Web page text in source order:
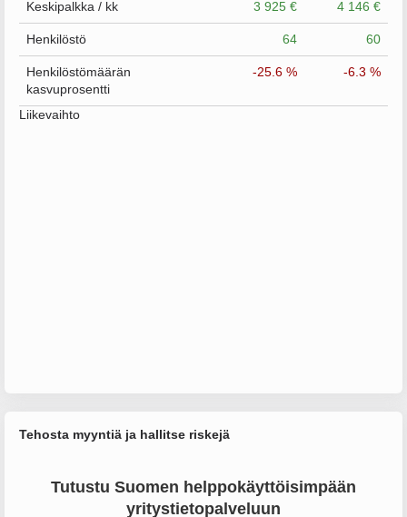
Keskipalkka / kk 3 925 € 4 146 €
Henkilöstö 64 60
Henkilöstömäärän
kasvuprosentti
-25.6 % -6.3 %
Liikevaihto
Tehosta myyntiä ja hallitse riskejä
Tutustu Suomen helppokäyttöisimpään
yritystietopalveluun